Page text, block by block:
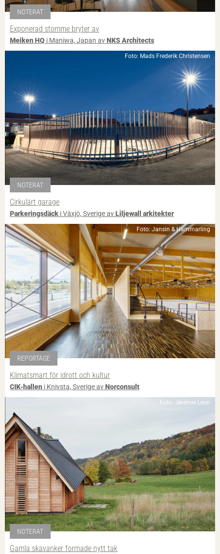
NOTERAT
Exponerad stomme bryter av
Meiken HQ i Maniwa, Japan avNKS Architects
Foto: Mads Frederik Christensen
NOTERAT
Cirkulärt garage
Parkeringsdäck i Växjö, Sverige avLiljewall arkitekter
Foto: Jansin & Hammarling
REPORTAGE
Klimatsmart för idrott och kultur
CIK-hallen i Knivsta, Sverige avNorconsult
Foto: Jérémie Leon
NOTERAT
Gamla skavanker formade nytt tak